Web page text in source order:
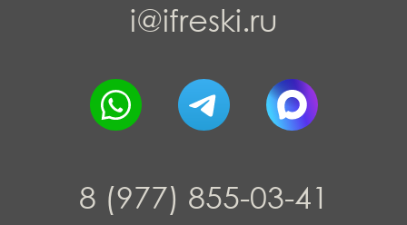
i@ifreski.ru
8 (977) 855-03-41